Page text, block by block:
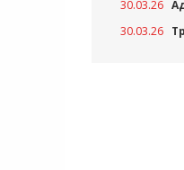
30.03.26
30.03.26